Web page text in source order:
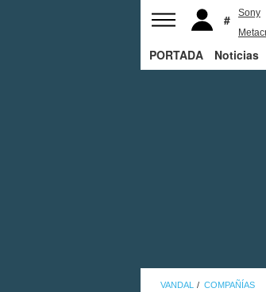
Sony
PORTADA Noticias
VANDAL COMPAÑÍAS